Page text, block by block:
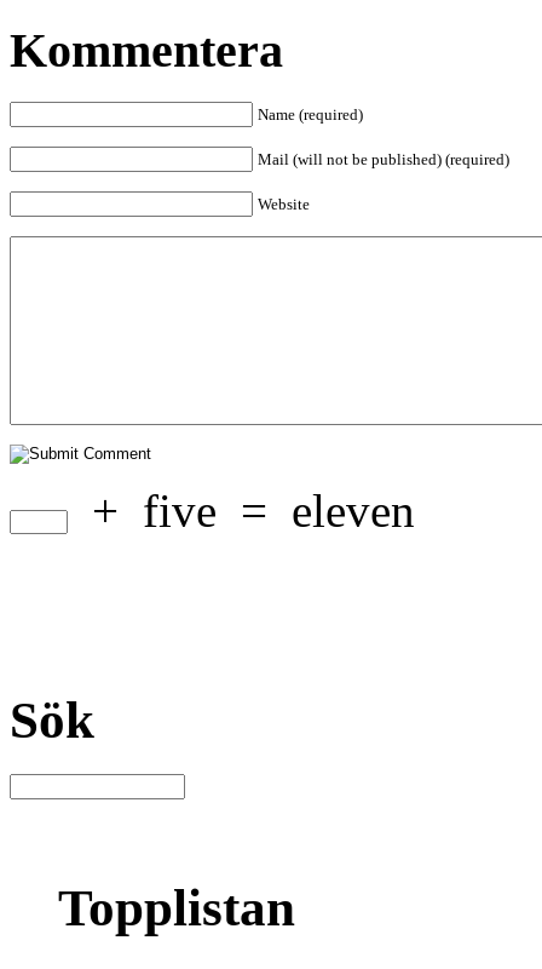
Kommentera
Name (required)
Mail (will not be published) (required)
Website
+ five = eleven
Sök
Topplistan